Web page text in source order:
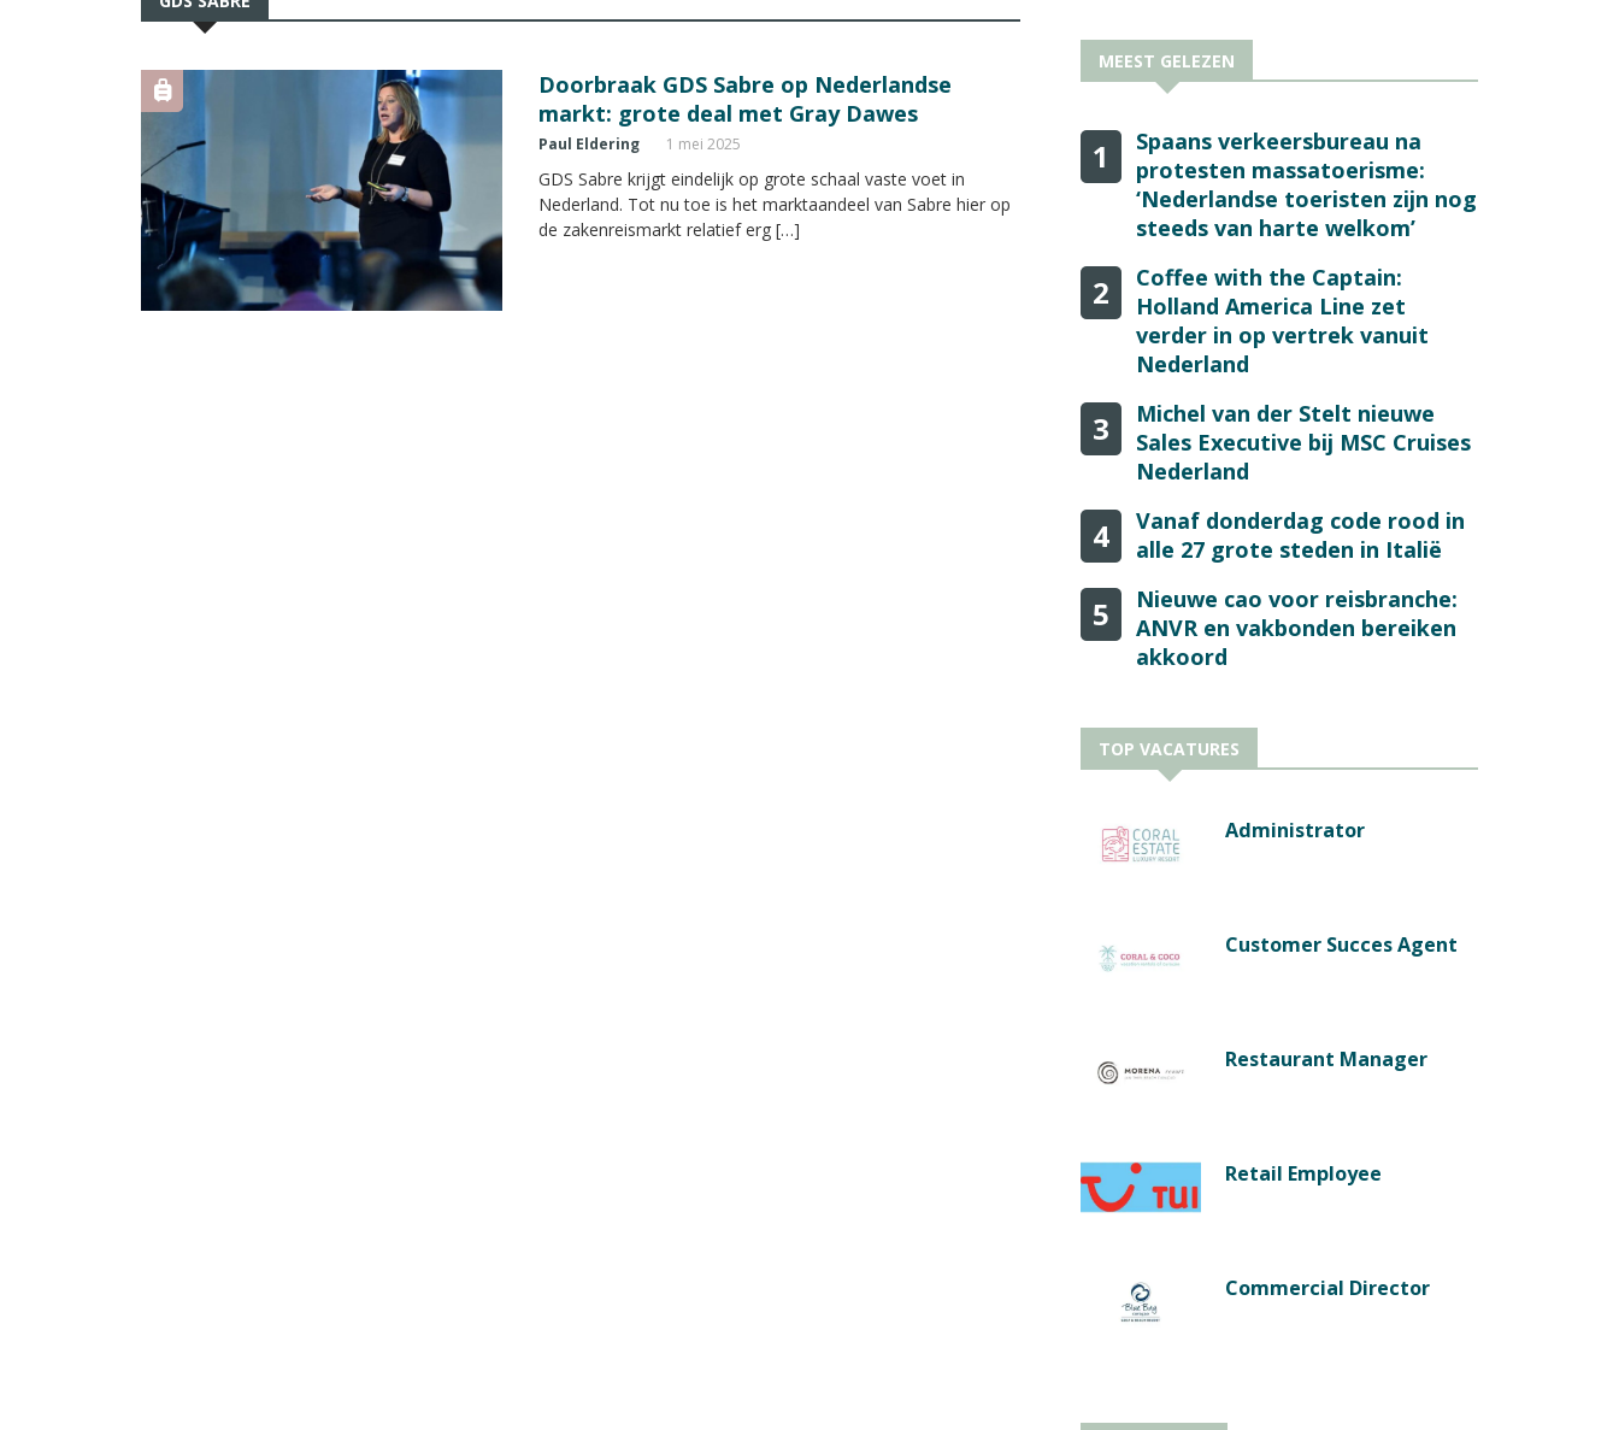
Doorbraak GDS Sabre op Nederlandse
markt: grote deal met Gray Dawes
Paul Eldering 1 mei 2025
GDS Sabre krijgt eindelijk op grote schaal vaste voet in
Nederland. Tot nu toe is het marktaandeel van Sabre hier op
de zakenreismarkt relatief erg […]
MEEST GELEZEN
1
Spaans verkeersbureau na
protesten massatoerisme:
‘Nederlandse toeristen zijn nog
steeds van harte welkom’
2
Coffee with the Captain:
Holland America Line zet
verder in op vertrek vanuit
Nederland
3
Michel van der Stelt nieuwe
Sales Executive bij MSC Cruises
Nederland
4
Vanaf donderdag code rood in
alle 27 grote steden in Italië
5
Nieuwe cao voor reisbranche:
ANVR en vakbonden bereiken
akkoord
TOP VACATURES
Administrator
Customer Succes Agent
Restaurant Manager
Retail Employee
Commercial Director